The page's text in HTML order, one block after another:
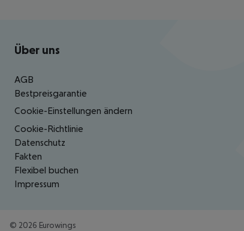
Footer navigation
Über uns
AGB
Bestpreisgarantie
Cookie-Einstellungen ändern
Cookie-Richtlinie
Datenschutz
Fakten
Flexibel buchen
Impressum
© 2026 Eurowings